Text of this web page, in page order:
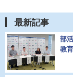
最新記事
部
教